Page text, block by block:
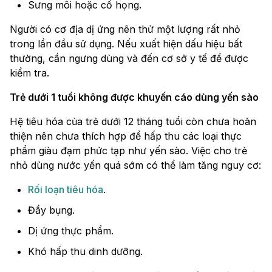
Sưng môi hoặc cổ họng.
Người có cơ địa dị ứng nên thử một lượng rất nhỏ
trong lần đầu sử dụng. Nếu xuất hiện dấu hiệu bất
thường, cần ngưng dùng và đến cơ sở y tế để được
kiểm tra.
Trẻ dưới 1 tuổi không được khuyến cáo dùng yến sào
Hệ tiêu hóa của trẻ dưới 12 tháng tuổi còn chưa hoàn
thiện nên chưa thích hợp để hấp thu các loại thực
phẩm giàu đạm phức tạp như yến sào. Việc cho trẻ
nhỏ dùng nước yến quá sớm có thể làm tăng nguy cơ:
Rối loạn tiêu hóa.
Đầy bụng.
Dị ứng thực phẩm.
Khó hấp thu dinh dưỡng.